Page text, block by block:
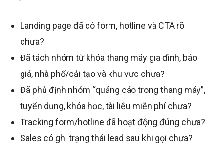
Landing page đã có form, hotline và CTA rõ
chưa?
Đã tách nhóm từ khóa thang máy gia đình, báo
giá, nhà phố/cải tạo và khu vực chưa?
Đã phủ định nhóm “quảng cáo trong thang máy”,
tuyển dụng, khóa học, tài liệu miễn phí chưa?
Tracking form/hotline đã hoạt động đúng chưa?
Sales có ghi trạng thái lead sau khi gọi chưa?